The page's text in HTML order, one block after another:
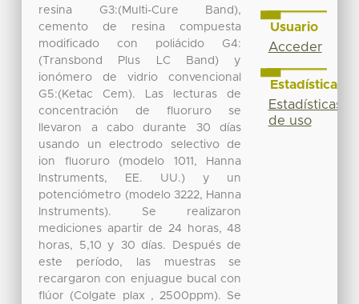
resina G3:(Multi-Cure Band),
cemento de resina compuesta
modificado con poliácido G4:
(Transbond Plus LC Band) y
ionómero de vidrio convencional
G5:(Ketac Cem). Las lecturas de
concentración de fluoruro se
llevaron a cabo durante 30 días
usando un electrodo selectivo de
ion fluoruro (modelo 1011, Hanna
Instruments, EE. UU.) y un
potenciómetro (modelo 3222, Hanna
Instruments). Se realizaron
mediciones apartir de 24 horas, 48
horas, 5,10 y 30 días. Después de
este período, las muestras se
recargaron con enjuague bucal con
flúor (Colgate plax , 2500ppm). Se
Usuario
Acceder
Estadísticas
Estadísticas
de uso